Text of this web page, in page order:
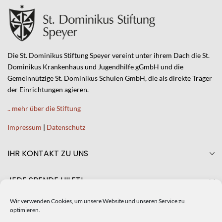
Wir verwenden Cookies, um unsere Website und unseren Service zu
optimieren.
Die St. Dominikus Stiftung Speyer vereint unter ihrem Dach die St.
Dominikus Krankenhaus und Jugendhilfe gGmbH und die
Gemeinnützige St. Dominikus Schulen GmbH, die als direkte Träger
der Einrichtungen agieren.
.. mehr über die Stiftung
Impressum | Datenschutz
IHR KONTAKT ZU UNS
JEDE SPENDE HILFT!
AKTUELLES